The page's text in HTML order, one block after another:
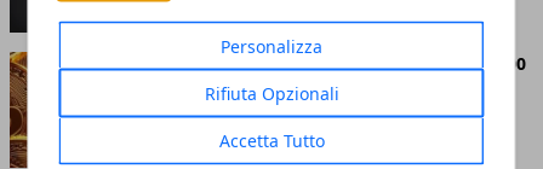
Personalizza
Rifiuta Opzionali
Accetta Tutto
Bitcoin abbandona definitivamente quota 8.000
maggio 20, 2019